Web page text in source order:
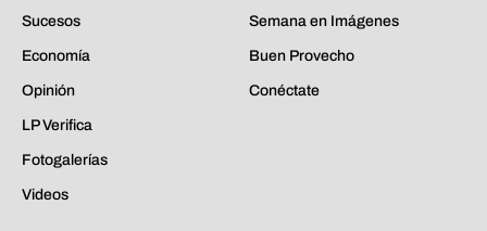
Sucesos
Economía
Opinión
LP Verifica
Fotogalerías
Videos
Semana en Imágenes
Buen Provecho
Conéctate